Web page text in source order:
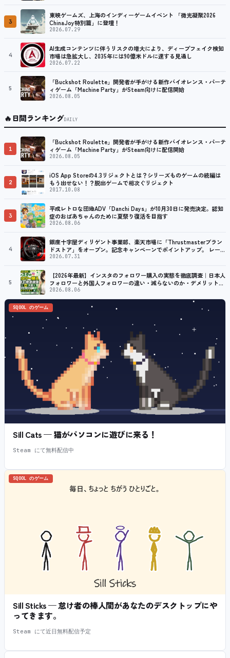
3
東映ゲームズ、上海のインディーゲームイベント 「微光凝聚2026
ChinaJoy特別篇」に登壇！
2026.07.29
4
AI生成コンテンツに伴うリスクの増大により、ディープフェイク検知
市場は急拡大し、2035年には90億米ドルに達する見通し
2026.07.22
5
「Buckshot Roulette」開発者が手がける新作バイオレンス・パーテ
ィゲーム「Machine Party」がSteam向けに配信開始
2026.08.05
🔥日間ランキングDAILY
1
「Buckshot Roulette」開発者が手がける新作バイオレンス・パーテ
ィゲーム「Machine Party」がSteam向けに配信開始
2026.08.05
2
iOS App Storeの4.3リジェクトとは？シリーズものゲームの続編は
もう出せない！？脱出ゲームで相次ぐリジェクト
2017.10.08
3
平成レトロな団地ADV「Danchi Days」が10月30日に発売決定。認知
症のおばあちゃんのために夏祭り復活を目指す
2026.08.06
4
銀座十字屋ディリゲント事業部、楽天市場に「Thrustmasterブラン
ドストア」をオープン。記念キャンペーンでポイントアップ。 レーシ
ング／フライトシム向けコントローラーを中心に、幅広くラインナッ
2026.07.31
5
【2026年最新】インスタのフォロワー購入の実態を徹底調査｜日本人
フォロワーと外国人フォロワーの違い・減らないのか・デメリット
は？「インスタ アカウント購入」という別の選択肢も調査
2026.08.06
SQOOL のゲーム
Sill Cats — 猫がパソコンに遊びに来る！
Steam にて無料配信中
SQOOL のゲーム
Sill Sticks — 怠け者の棒人間があなたのデスクトップにや
ってきます。
Steam にて近日無料配信予定